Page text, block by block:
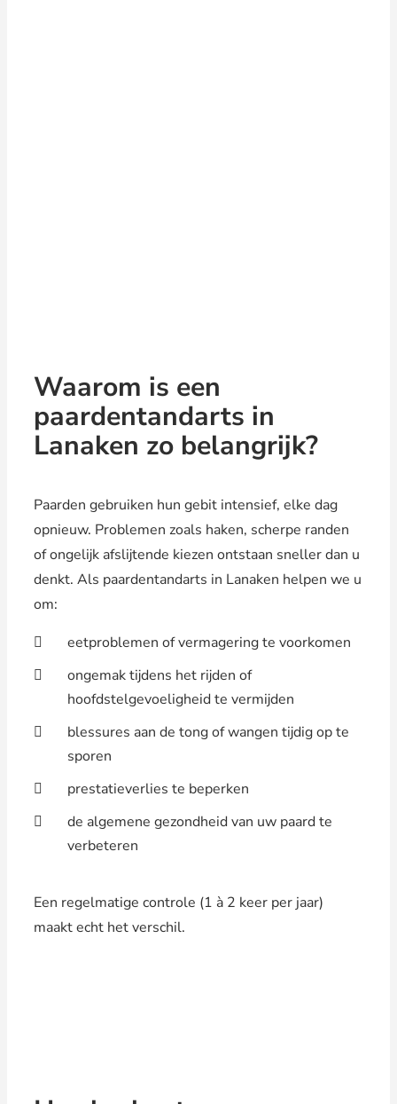
Waarom is een
paardentandarts in
Lanaken zo belangrijk?
Paarden gebruiken hun gebit intensief, elke dag
opnieuw. Problemen zoals haken, scherpe randen
of ongelijk afslijtende kiezen ontstaan sneller dan u
denkt. Als paardentandarts in Lanaken helpen we u
om:
eetproblemen of vermagering te voorkomen
ongemak tijdens het rijden of
hoofdstelgevoeligheid te vermijden
blessures aan de tong of wangen tijdig op te
sporen
prestatieverlies te beperken
de algemene gezondheid van uw paard te
verbeteren
Een regelmatige controle (1 à 2 keer per jaar)
maakt echt het verschil.